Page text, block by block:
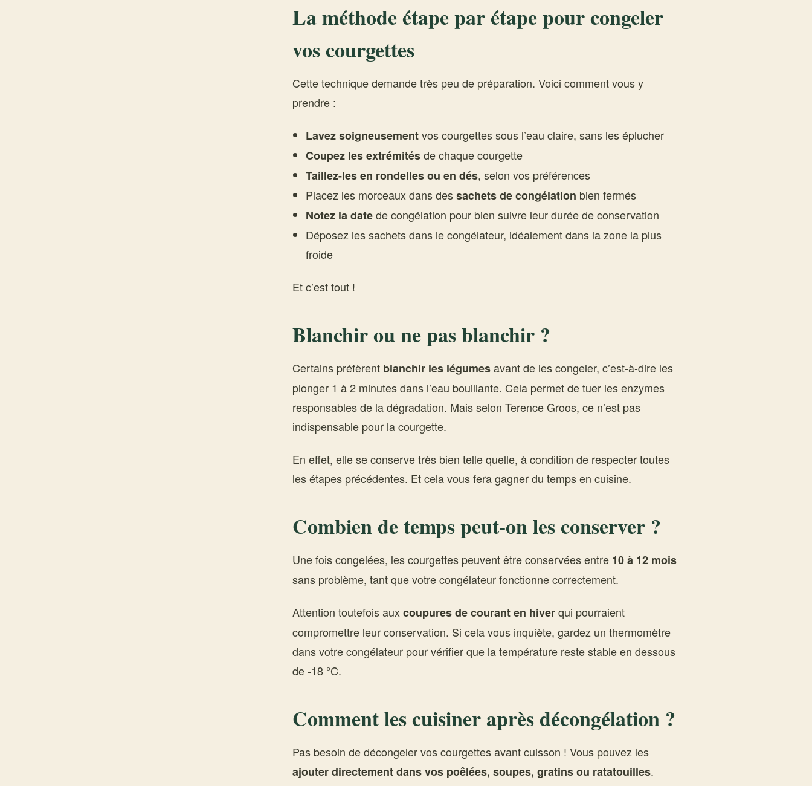
La méthode étape par étape pour congeler
vos courgettes
Cette technique demande très peu de préparation. Voici comment vous y
prendre :
Lavez soigneusementvos courgettes sous l’eau claire, sans les éplucher
Coupez les extrémitésde chaque courgette
Taillez-les en rondelles ou en dés, selon vos préférences
Placez les morceaux dans dessachets de congélation bien fermés
Notez la datede congélation pour bien suivre leur durée de conservation
Déposez les sachets dans le congélateur, idéalement dans la zone la plus
froide
Et c’est tout !
Blanchir ou ne pas blanchir ?
Certains préfèrent blanchir les légumesavant de les congeler, c’est-à-dire les
plonger 1 à 2 minutes dans l’eau bouillante. Cela permet de tuer les enzymes
responsables de la dégradation. Mais selon Terence Groos, ce n’est pas
indispensable pour la courgette.
En effet, elle se conserve très bien telle quelle, à condition de respecter toutes
les étapes précédentes. Et cela vous fera gagner du temps en cuisine.
Combien de temps peut-on les conserver ?
Une fois congelées, les courgettes peuvent être conservées entre 10 à 12 mois
sans problème, tant que votre congélateur fonctionne correctement.
Attention toutefois auxcoupures de courant en hiverqui pourraient
compromettre leur conservation. Si cela vous inquiète, gardez un thermomètre
dans votre congélateur pour vérifier que la température reste stable en dessous
de -18 °C.
Comment les cuisiner après décongélation ?
Pas besoin de décongeler vos courgettes avant cuisson ! Vous pouvez les
ajouter directement dans vos poêlées, soupes, gratins ou ratatouilles.